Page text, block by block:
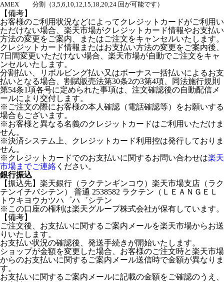
AMEX
分割（3,5,6,10,12,15,18,20,24 回が可能です）
【備考】
お客様のご利用状況などによってクレジットカードがご利用い
ただけない場合、楽天市場がクレジットカード情報やお支払い
方法の変更をご案内、またはご注文をキャンセルいたします。
クレジットカード情報またはお支払い方法の変更をご案内後、
7日間変更いただけない場合、楽天市場が自動でご注文をキャ
ンセルいたします。
分割払い、リボルビング払い又はボーナス一括払いによるお支
払いとなる場合、割賦販売法第30条2の3第4項、同法施行規則
第54条1項各号に定められた事項は、注文確認後の自動配信メ
ールにより交付します。
※ご注文の際にお客様の本人確認（電話確認等）をお願いする
場合もございます。
※お客様と異なる名義のクレジットカードはご利用いただけま
せん。
※決済システム上、クレジットカード利用控は発行しておりま
せん。
※クレジットカードでのお支払いに関するお問い合わせは楽天
市場までご連絡 ください。
銀行振込
【振込先】楽天銀行（ラクテンギンコウ）楽天市場支店（ラク
テンイチバシテン） 普通 2538582 ラクテン（ＬＥＡＮＧＥＬ
トウキヨウカツハ゜ハ゛シテン
※この口座の権利は楽天グループ株式会社が保有しています。
【備考】
ご注文後、お支払いに関するご案内メールを楽天市場からお送
りいたします。
お支払い状況の確認後、発送手続きが開始いたします。
ショップが金額を変更した場合、お客様のご注文時と楽天市場
からのお支払いに関するご案内メール送信時で金額が異なりま
す。
お支払いに関するご案内メールに記載の金額をご確認のうえ、